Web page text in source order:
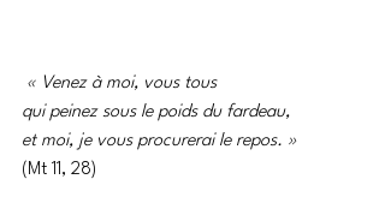
« Venez à moi, vous tous
qui peinez sous le poids du fardeau,
et moi, je vous procurerai le repos. »
(Mt 11, 28)